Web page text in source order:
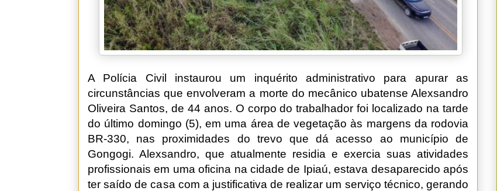
A Polícia Civil instaurou um inquérito administrativo para apurar as
circunstâncias que envolveram a morte do mecânico ubatense Alexsandro
Oliveira Santos, de 44 anos. O corpo do trabalhador foi localizado na tarde
do último domingo (5), em uma área de vegetação às margens da rodovia
BR-330, nas proximidades do trevo que dá acesso ao município de
Gongogi. Alexsandro, que atualmente residia e exercia suas atividades
profissionais em uma oficina na cidade de Ipiaú, estava desaparecido após
ter saído de casa com a justificativa de realizar um serviço técnico, gerando